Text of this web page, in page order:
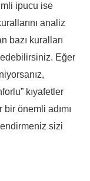
ipucu ise
analiz
bazı kuralları
Eğer
kıyafetler
önemli adımı
sizi